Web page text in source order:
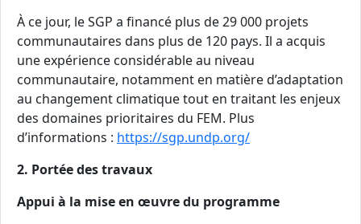
À ce jour, le SGP a financé plus de 29 000 projets
communautaires dans plus de 120 pays. Il a acquis
une expérience considérable au niveau
communautaire, notamment en matière d’adaptation
au changement climatique tout en traitant les enjeux
des domaines prioritaires du FEM. Plus
d’informations : https://sgp.undp.org/
2. Portée des travaux
Appui à la mise en œuvre du programme